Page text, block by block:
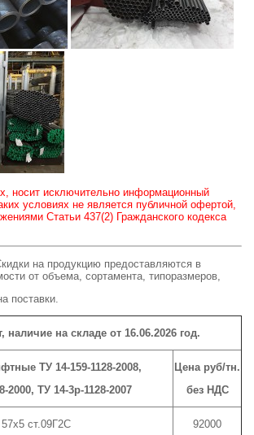
носит исключительно информационный
условиях не является публичной офертой,
Статьи 437(2) Гражданского кодекса
на продукцию предоставляются в
от объема, сортамента, типоразмеров,
наличие на складе от 16.06.2026 год.
ТУ 14-159-1128-2008,
2000, ТУ 14-3р-1128-2007
Цена руб/тн.
без НДС
ст.09Г2С 92000